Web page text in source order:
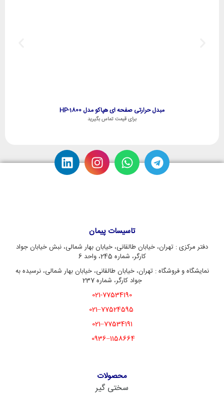
مبدل حرارتی صفحه ای هپاکو مدل HP-1800
برای قیمت تماس بگیرید
تاسیسات پیمان
دفتر مرکزی : تهران، خیابان طالقانی، خیابان بهار شمالی، نبش خیابان جواد
کارگر، شماره 245، واحد 6
نمایشگاه و فروشگاه : تهران، خیابان طالقانی، خیابان بهار شمالی، نرسیده به
جواد کارگر، شماره 237
021-77534190
77524595–021
77534191–021
1158664–0936
محصولات
سختی گیر